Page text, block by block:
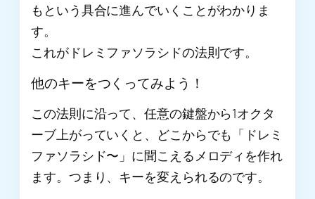
もという具合に進んでいくことがわかりま
す。
これがドレミファソラシドの法則です。
他のキーをつくってみよう！
この法則に沿って、任意の鍵盤から1オクタ
ーブ上がっていくと、どこからでも「ドレミ
ファソラシド〜」に聞こえるメロディを作れ
ます。つまり、キーを変えられるのです。